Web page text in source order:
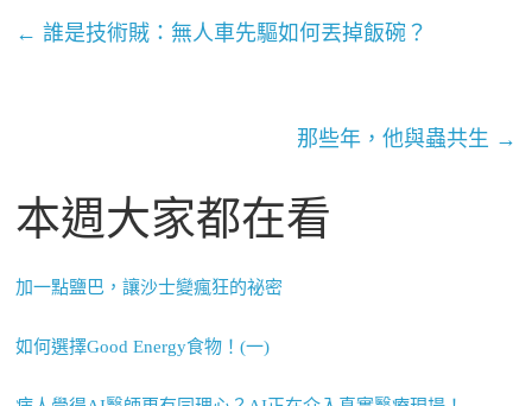
← 誰是技術賊：無人車先驅如何丟掉飯碗？
那些年，他與蟲共生 →
本週大家都在看
加一點鹽巴，讓沙士變瘋狂的祕密
如何選擇Good Energy食物！(一)